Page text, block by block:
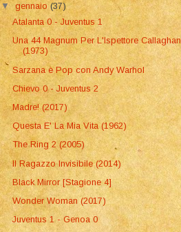
▼gennaio(37)
Atalanta 0 - Juventus 1
Una 44 Magnum Per L'Ispettore Callaghan
(1973)
Sarzana è Pop con Andy Warhol
Chievo 0 - Juventus 2
Madre! (2017)
Questa E' La Mia Vita (1962)
The Ring 2 (2005)
Il Ragazzo Invisibile (2014)
Black Mirror [Stagione 4]
Wonder Woman (2017)
Juventus 1 - Genoa 0